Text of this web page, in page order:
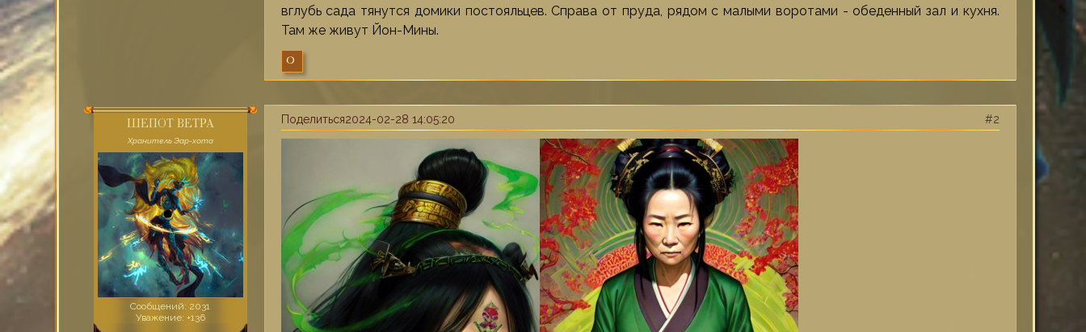
вглубь сада тянутся домики постояльцев. Справа от пруда, рядом с малыми воротами - обеденный зал и кухня.
Там же живут Йон-Мины.
0
Поделиться 2
2024-02-28 14:05:20
ШЕПОТ ВЕТРА
Хранитель Эар-хота
Сообщений: 2031
Уважение: +136